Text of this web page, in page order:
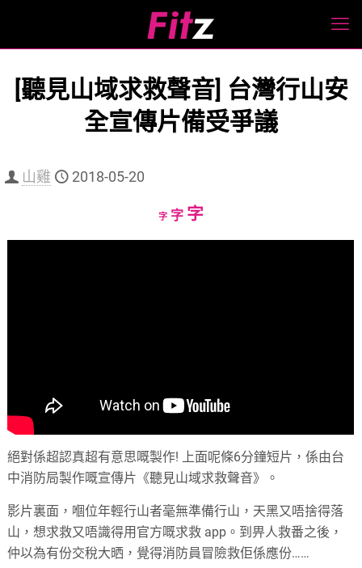
[聽見山域求救聲音] 台灣行山安
全宣傳片備受爭議
山雞 2018-05-20
字Decrease
字Reset
字Increase
絕對係超認真超有意思嘅製作! 上面呢條6分鐘短片，係由台
中消防局製作嘅宣傳片《聽見山域求救聲音》。
影片裏面，嗰位年輕行山者毫無準備行山，天黑又唔捨得落
山，想求救又唔識得用官方嘅求救 app。到畀人救番之後，
仲以為有份交稅大晒，覺得消防員冒險救佢係應份……